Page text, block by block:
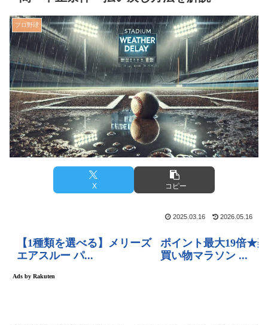
プロ野球
X コピー
2025.03.16 2026.05.16